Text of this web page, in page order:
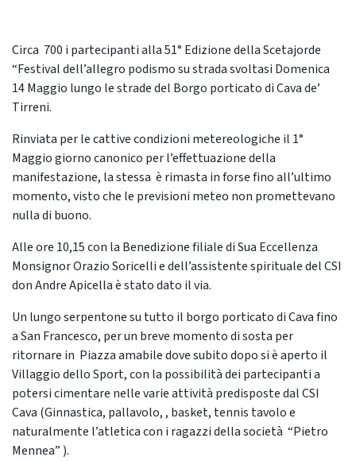
Circa 700 i partecipanti alla 51° Edizione della Scetajorde
“Festival dell’allegro podismo su strada svoltasi Domenica
14 Maggio lungo le strade del Borgo porticato di Cava de’
Tirreni.
Rinviata per le cattive condizioni metereologiche il 1°
Maggio giorno canonico per l’effettuazione della
manifestazione, la stessa è rimasta in forse fino all’ultimo
momento, visto che le previsioni meteo non promettevano
nulla di buono.
Alle ore 10,15 con la Benedizione filiale di Sua Eccellenza
Monsignor Orazio Soricelli e dell’assistente spirituale del CSI
don Andre Apicella è stato dato il via.
Un lungo serpentone su tutto il borgo porticato di Cava fino
a San Francesco, per un breve momento di sosta per
ritornare in Piazza amabile dove subito dopo si è aperto il
Villaggio dello Sport, con la possibilità dei partecipanti a
potersi cimentare nelle varie attività predisposte dal CSI
Cava (Ginnastica, pallavolo, , basket, tennis tavolo e
naturalmente l’atletica con i ragazzi della società “Pietro
Mennea” ).